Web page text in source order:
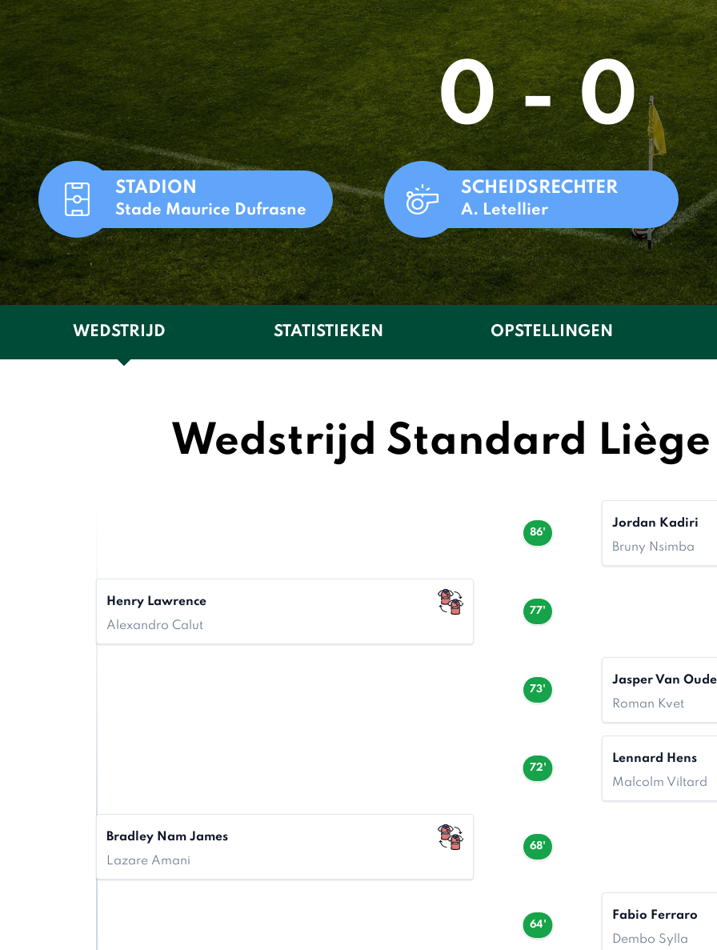
0 - 0
STADION
Stade Maurice Dufrasne
SCHEIDSRECHTER
A. Letellier
WEDSTRIJD STATISTIEKEN OPSTELLINGEN
Wedstrijd Standard
86'
Jordan Kadiri
Bruny Nsimba
77'
Henry Lawrence
Alexandro Calut
73'
Jasper Van
Roman Kvet
72'
Lennard Hens
Malcolm Viltard
68'
Bradley Nam James
Lazare Amani
64'
Fabio Ferraro
Dembo Sylla